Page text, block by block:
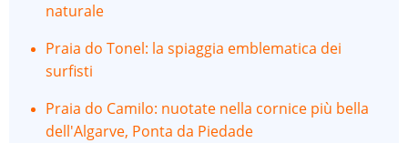
naturale
Praia do Tonel: la spiaggia emblematica dei
surfisti
Praia do Camilo: nuotate nella cornice più bella
dell'Algarve, Ponta da Piedade